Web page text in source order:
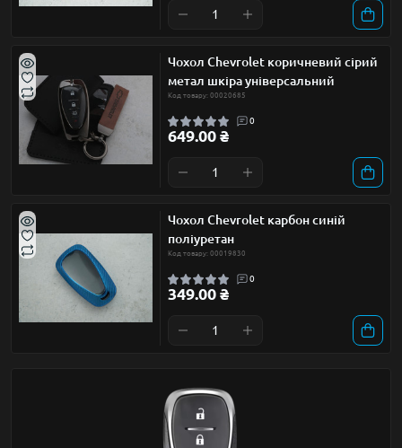
Чохол Chevrolet коричневий сірий
метал шкіра універсальний
Код товару: 00020685
0
649.00 ₴
Чохол Chevrolet карбон синій
поліуретан
Код товару: 00019830
0
349.00 ₴